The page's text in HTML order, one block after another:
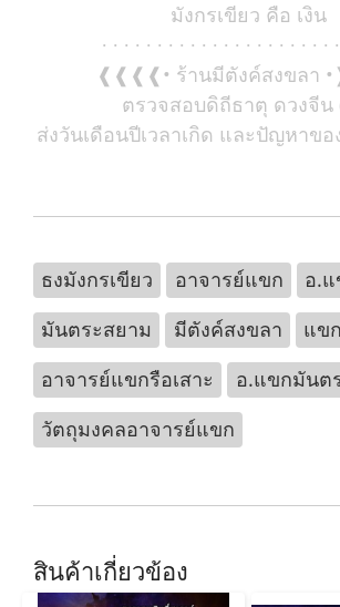
มังกรเขียว คือ เงิน
∙ ∙ ∙ ∙ ∙ ∙ ∙ ∙ ∙ ∙ ∙ ∙ ∙ ∙ ∙ ∙ ∙ ∙ ∙ ∙ ∙
❰❰❰❰• ร้านมีตังค์สงขลา
ตรวจสอบดิถีธาตุ ดวงจีน
ส่งวันเดือนปีเวลาเกิด และปัญหาข
ธงมังกรเขียว อาจารย์แขก
อ.
มันตระสยาม
มีตังค์สงขลา
แข
อาจารย์แขกรือเสาะ
อ.แขกมันต
วัตถุมงคลอาจารย์แขก
สินค้าเกี่ยวข้อง